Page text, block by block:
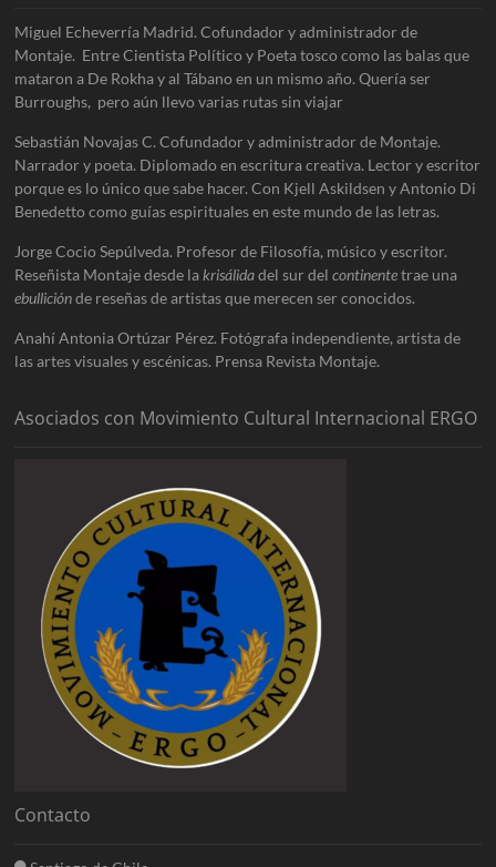
Miguel Echeverría Madrid. Cofundador y administrador de
Montaje. Entre Cientista Político y Poeta tosco como las balas que
mataron a De Rokha y al Tábano en un mismo año. Quería ser
Burroughs, pero aún llevo varias rutas sin viajar
Sebastián Novajas C. Cofundador y administrador de Montaje.
Narrador y poeta. Diplomado en escritura creativa. Lector y escritor
porque es lo único que sabe hacer. Con Kjell Askildsen y Antonio Di
Benedetto como guías espirituales en este mundo de las letras.
Jorge Cocio Sepúlveda. Profesor de Filosofía, músico y escritor.
Reseñista Montaje desde lakrisálidadel sur delcontinentetrae una
ebulliciónde reseñas de artistas que merecen ser conocidos.
Anahí Antonia Ortúzar Pérez. Fotógrafa independiente, artista de
las artes visuales y escénicas. Prensa Revista Montaje.
Asociados con Movimiento Cultural Internacional ERGO
Contacto